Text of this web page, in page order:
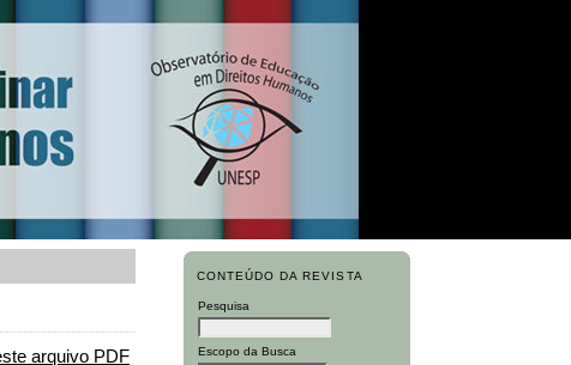
CONTEÚDO DA REVISTA
Pesquisa
Escopo da Busca
arquivo PDF